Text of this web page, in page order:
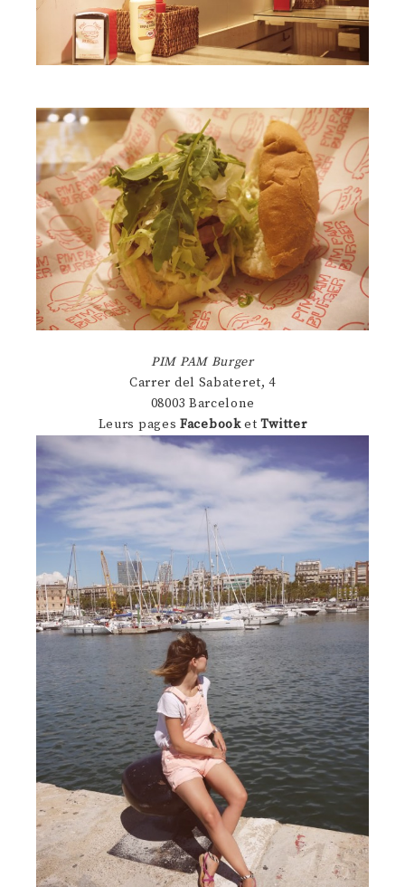
PIM PAM Burger
Carrer del Sabateret, 4
08003 Barcelone
Leurs pagesFacebooketTwitter